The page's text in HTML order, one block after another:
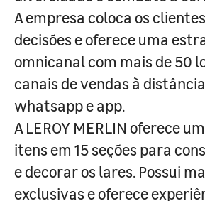
A empresa coloca os
decisões e oferece uma
omnicanal com mais de 50
canais de vendas à
whatsapp e app.
A LEROY MERLIN oferece
itens em 15 seções para
e decorar os lares. Possui
exclusivas e oferece